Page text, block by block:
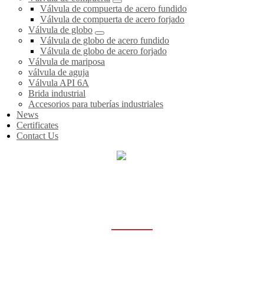
Válvula de compuerta de acero fundido
Válvula de compuerta de acero forjado
Válvula de globo
Válvula de globo de acero fundido
Válvula de globo de acero forjado
Válvula de mariposa
válvula de aguja
Válvula API 6A
Brida industrial
Accesorios para tuberías industriales
News
Certificates
Contact Us